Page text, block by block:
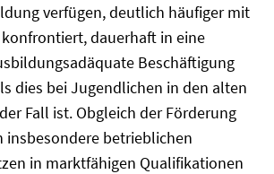
verfügen, deutlich häufiger mit
dauerhaft in eine
Beschäftigung
dies bei Jugendlichen in den alten
Fall ist. Obgleich der Förderung
insbesondere betrieblichen
in marktfähigen Qualifikationen